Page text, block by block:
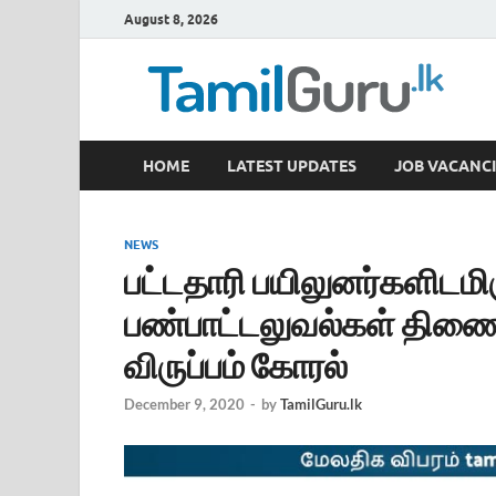
August 8, 2026
TamilGuru.lk
Government Job Vacancies, Courses, Past Papers,
HOME LATEST UPDATES JOB
NEWS
பட்டதாரி
பண்பாட்டலுவல்கள்
விருப்பம் கோரல்
December 9, 2020 - byTamilGuru.lk